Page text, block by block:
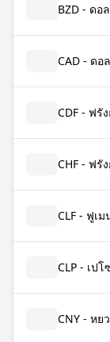
BZD - ดอ
CAD - ดอ
CDF - ฟรั
CHF - ฟรั
CLF - ฟูเ
CLP - เป
CNY - หย